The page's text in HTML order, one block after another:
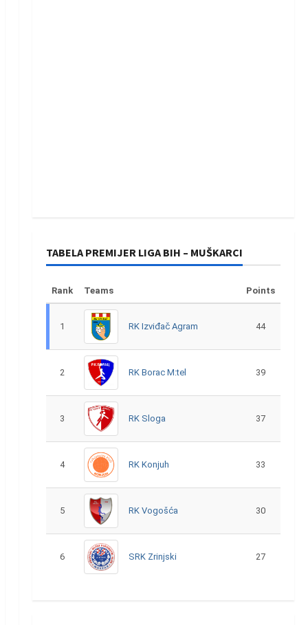
TABELA PREMIJER LIGA BIH – MUŠKARCI
Rank Teams Points
1 RK Izviđač Agram 44
2 RK Borac M:tel 39
3 RK Sloga 37
4 RK Konjuh 33
5 RK Vogošća 30
6 SRK Zrinjski 27